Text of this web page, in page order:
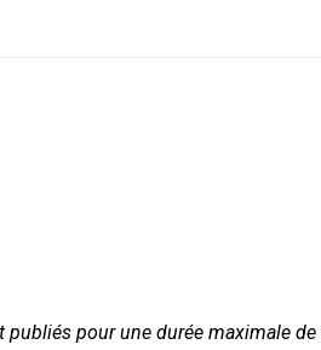
pour une durée maximale de